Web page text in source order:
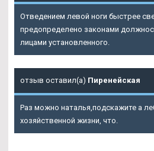
Отведением левой ноги быстрее
предопределено законами
лицами установленного.
отзыв оставил(а) Пиренейская
Раз можно наталья,подскажите а
хозяйственной жизни, что.